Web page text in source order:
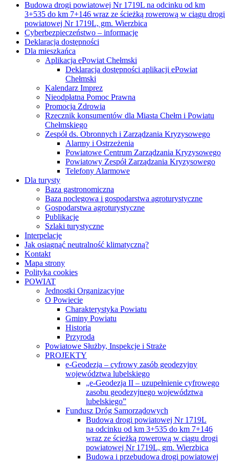
Budowa drogi powiatowej Nr 1719L na odcinku od km
3+535 do km 7+146 wraz ze ścieżką rowerową w ciągu drogi
powiatowej Nr 1719L, gm. Wierzbica
Cyberbezpieczeństwo – informacje
Deklaracja dostępności
Dla mieszkańca
Aplikacja ePowiat Chełmski
Deklaracja dostępności aplikacji ePowiat
Chełmski
Kalendarz Imprez
Nieodpłatna Pomoc Prawna
Promocja Zdrowia
Rzecznik konsumentów dla Miasta Chełm i Powiatu
Chełmskiego
Zespół ds. Obronnych i Zarządzania Kryzysowego
Alarmy i Ostrzeżenia
Powiatowe Centrum Zarządzania Kryzysowego
Powiatowy Zespół Zarządzania Kryzysowego
Telefony Alarmowe
Dla turysty
Baza gastronomiczna
Baza noclegowa i gospodarstwa agroturystyczne
Gospodarstwa agroturystyczne
Publikacje
Szlaki turystyczne
Interpelacje
Jak osiągnąć neutralność klimatyczną?
Kontakt
Mapa strony
Polityka cookies
POWIAT
Jednostki Organizacyjne
O Powiecie
Charakterystyka Powiatu
Gminy Powiatu
Historia
Przyroda
Powiatowe Służby, Inspekcje i Straże
PROJEKTY
e-Geodezja – cyfrowy zasób geodezyjny
województwa lubelskiego
„e-Geodezja II – uzupełnienie cyfrowego
zasobu geodezyjnego województwa
lubelskiego”
Fundusz Dróg Samorządowych
Budowa drogi powiatowej Nr 1719L
na odcinku od km 3+535 do km 7+146
wraz ze ścieżką rowerową w ciągu drogi
powiatowej Nr 1719L, gm. Wierzbica
Budowa i przebudowa drogi powiatowej